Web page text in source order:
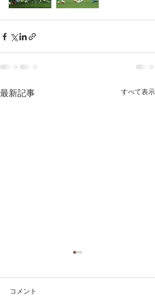
最新記事 すべて表示
コメント